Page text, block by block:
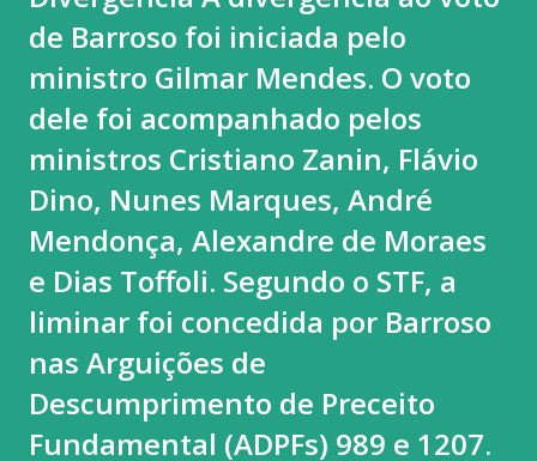
de Barroso foi iniciada pelo
ministro Gilmar Mendes. O voto
dele foi acompanhado pelos
ministros Cristiano Zanin, Flávio
Dino, Nunes Marques, André
Mendonça, Alexandre de Moraes
e Dias Toffoli. Segundo o STF, a
liminar foi concedida por Barroso
nas Arguições de
Descumprimento de Preceito
Fundamental (ADPFs) 989 e 1207.